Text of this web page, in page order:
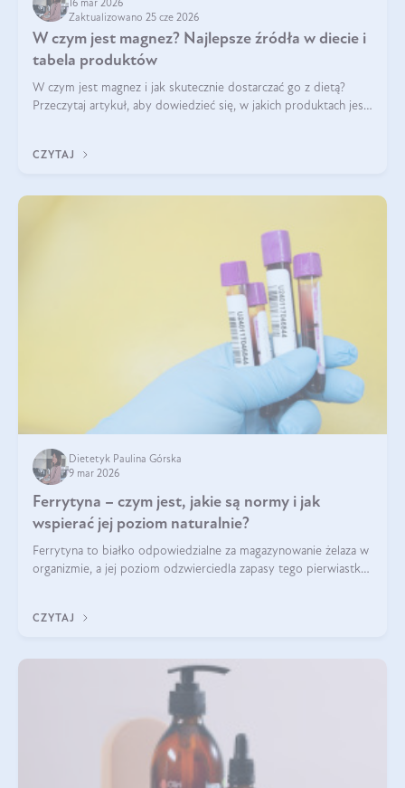
16 mar 2026
Zaktualizowano 25 cze 2026
W czym jest magnez? Najlepsze źródła w diecie i
tabela produktów
W czym jest magnez i jak skutecznie dostarczać go z dietą?
Przeczytaj artykuł, aby dowiedzieć się, w jakich produktach jest
CZYTAJ
Dietetyk Paulina Górska
9 mar 2026
Ferrytyna – czym jest, jakie są normy i jak
wspierać jej poziom naturalnie?
Ferrytyna to białko odpowiedzialne za magazynowanie żelaza w
organizmie, a jej poziom odzwierciedla zapasy tego pierwiastka.
funkcjonowanie (
CZYTAJ